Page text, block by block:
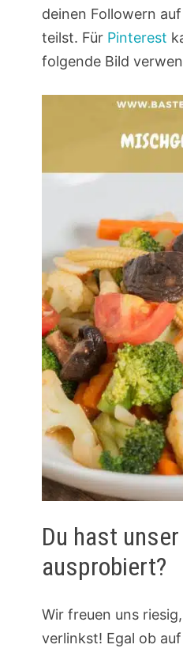
deinen Followern
teilst. Für Pinterest
folgende Bild
Du hast
ausprobiert?
Wir freuen uns
verlinkst! Egal ob